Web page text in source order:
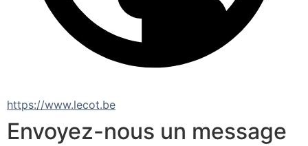
https://www.lecot.be
Envoyez-nous un message